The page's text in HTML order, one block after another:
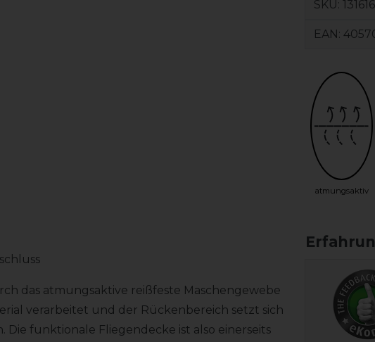
das atmungsaktive reißfeste Maschengewebe
verarbeitet und der Rückenbereich setzt sich
Die funktionale Fliegendecke ist also einerseits
SKU:
EAN:
atmungsaktiv